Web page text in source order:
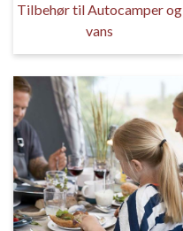
Tilbehør til Autocamper og
vans